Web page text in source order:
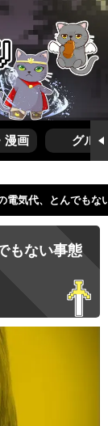
漫画 グルメ
電気代、とんでも
もない事態